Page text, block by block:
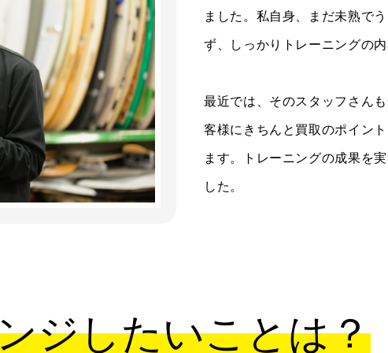
ました。私自身、まだ未熟で
ず、しっかりトレーニングの
最近では、そのスタッフさん
客様にきちんと買取のポイン
ます。トレーニングの成果を
した。
ジしたいことは？